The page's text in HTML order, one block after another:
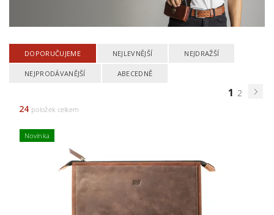
DOPORUČUJEME NEJLEVNĚJŠÍ NEJDRAŽŠÍ
NEJPRODÁVANĚJŠÍ ABECEDNĚ
1 2
24 položek celkem
Novinka